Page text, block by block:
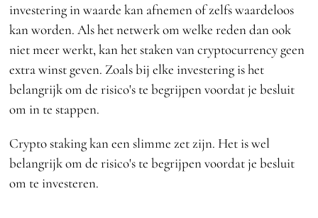
investering in waarde kan afnemen of zelfs waardeloos
kan worden. Als het netwerk om welke reden dan ook
niet meer werkt, kan het staken van cryptocurrency geen
extra winst geven. Zoals bij elke investering is het
belangrijk om de risico's te begrijpen voordat je besluit
om in te stappen.
Crypto staking kan een slimme zet zijn. Het is wel
belangrijk om de risico's te begrijpen voordat je besluit
om te investeren.